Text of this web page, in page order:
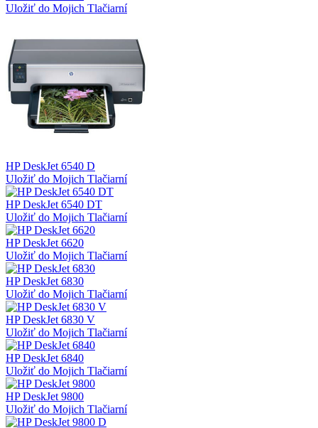
Uložiť do Mojich Tlačiarní
HP DeskJet 6540 D
Uložiť do Mojich Tlačiarní
HP DeskJet 6540 DT
Uložiť do Mojich Tlačiarní
HP DeskJet 6620
Uložiť do Mojich Tlačiarní
HP DeskJet 6830
Uložiť do Mojich Tlačiarní
HP DeskJet 6830 V
Uložiť do Mojich Tlačiarní
HP DeskJet 6840
Uložiť do Mojich Tlačiarní
HP DeskJet 9800
Uložiť do Mojich Tlačiarní